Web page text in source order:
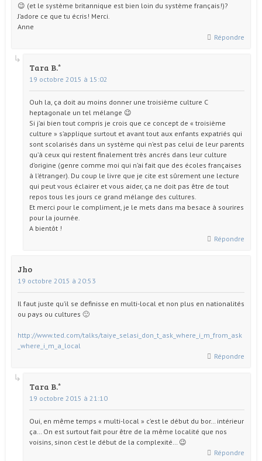
😉 (et le système britannique est bien loin du système français!)?
J’adore ce que tu écris! Merci.
Anne
Répondre
Tara B.
19 octobre 2015 à 15:02
Ouh la, ça doit au moins donner une troisième culture C
heptagonale un tel mélange 😉
Si j’ai bien tout compris je crois que ce concept de « troisième
culture » s’applique surtout et avant tout aux enfants expatriés qui
sont scolarisés dans un système qui n’est pas celui de leur parents
qu’à ceux qui restent finalement très ancrés dans leur culture
d’origine (genre comme moi qui n’ai fait que des écoles françaises
à l’étranger). Du coup le livre que je cite est sûrement une lecture
qui peut vous éclairer et vous aider, ça ne doit pas être de tout
repos tous les jours ce grand mélange des cultures.
Et merci pour le compliment, je le mets dans ma besace à sourires
pour la journée.
A bientôt !
Répondre
Jho
19 octobre 2015 à 20:53
Il faut juste qu’il se definisse en multi-local et non plus en nationalités
ou pays ou cultures 🙂
http://www.ted.com/talks/taiye_selasi_don_t_ask_where_i_m_from_ask
_where_i_m_a_local
Répondre
Tara B.
19 octobre 2015 à 21:10
Oui, en même temps « multi-local » c’est le début du bor… intérieur
ça… On est surtout fait pour être de la même localité que nos
voisins, sinon c’est le début de la complexité… 😉
Répondre